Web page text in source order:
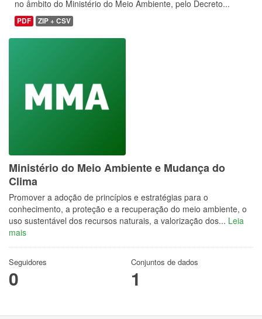
no âmbito do Ministério do Meio Ambiente, pelo Decreto...
PDF ZIP + CSV
Ministério do Meio Ambiente e Mudança do
Clima
Promover a adoção de princípios e estratégias para o
conhecimento, a proteção e a recuperação do meio ambiente, o
uso sustentável dos recursos naturais, a valorização dos... Leia
mais
Seguidores
0
Conjuntos de dados
1